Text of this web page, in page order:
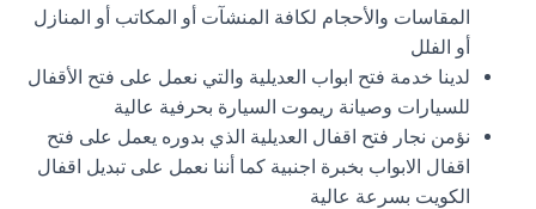
المقاسات والأحجام لكافة المنشآت أو المكاتب أو المنازل
أو الفلل
لدينا خدمة فتح ابواب العديلية والتي نعمل على فتح الأقفال
للسيارات وصيانة ريموت السيارة بحرفية عالية
نؤمن نجار فتح اقفال العديلية الذي بدوره يعمل على فتح
اقفال الابواب بخبرة اجنبية كما أننا نعمل على تبديل اقفال
الكويت بسرعة عالية